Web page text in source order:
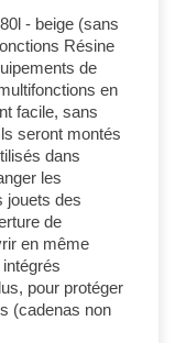
- beige (sans
Résine
de
en
facile, sans
seront montés
dans
les
jouets des
de
en même
pour protéger
(cadenas non